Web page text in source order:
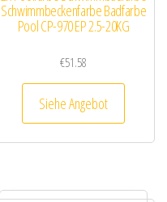
Schwimmbeckenfarbe Badfarbe
Pool CP-970 EP 2.5-20KG
€51.58
Siehe Angebot